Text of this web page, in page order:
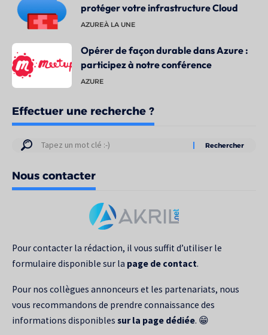
protéger votre infrastructure Cloud
AZUREÀ LA UNE
Opérer de façon durable dans Azure :
participez à notre conférence
AZURE
Effectuer une recherche ?
Résultats
votre
recherche
Nous contacter
Pour contacter la rédaction, il vous suffit d’utiliser le
formulaire disponible sur la page de contact.
Pour nos collègues annonceurs et les partenariats, nous
vous recommandons de prendre connaissance des
informations disponibles sur la page dédiée. 😁